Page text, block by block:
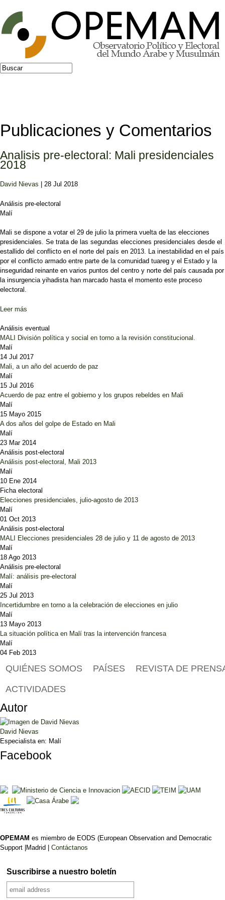
Jump to navigation
Formulario de búsqueda
Buscar
Publicaciones y Comentarios
Analisis pre-electoral: Mali presidenciales
2018
David Nievas | 28 Jul 2018
Análisis pre-electoral
Malí
Mali se dispone a votar el 29 de julio la primera vuelta de las elecciones
presidenciales. Se trata de las segundas elecciones presidenciales desde el
estallido del conflicto en el norte del país en 2013. La inestabilidad en el país
por el conflicto armado entre parte de la comunidad tuareg y el Estado y la
inseguridad reinante en varios puntos del centro y norte del país causada por
la insurgencia yihadista han marcado hasta el momento este proceso
electoral.
Leer más
Análisis eventual
MALI División política y social en torno a la revisión constitucional.
Malí
14 Jul 2017
Mali, a un año del acuerdo de paz
Malí
15 Jul 2016
Acuerdo de paz entre el gobierno y los grupos rebeldes en Mali
Malí
15 Mayo 2015
A dos años del golpe de Estado en Mali
Malí
23 Mar 2014
Análisis post-electoral
Análisis post-electoral, Mali 2013
Malí
10 Ene 2014
Ficha electoral
Elecciones presidenciales, julio-agosto de 2013
Malí
01 Oct 2013
Análisis post-electoral
MALI Elecciones presidenciales 28 de julio y 11 de agosto de 2013
Malí
18 Ago 2013
Análisis pre-electoral
Malí: análisis pre-electoral
Malí
25 Jul 2013
Incertidumbre en torno a la celebración de elecciones en julio
Malí
13 Mayo 2013
La situación política en Malí tras la intervención francesa
Malí
04 Feb 2013
QUIÉNES SOMOS PAÍSES REVISTA DE
ACTIVIDADES
Autor
David Nievas
Especialista en: Malí
Facebook
OPEMAM es miembro de EODS (European Observation and Democratic
Support |Madrid | Contáctanos
Suscribirse a nuestro boletín